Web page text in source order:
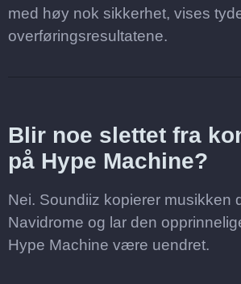
med høy nok sikkerhet, vises
overføringsresultatene.
Blir noe slettet fra
på Hype Machine?
Nei. Soundiiz kopierer musikken
Navidrome og lar den
Hype Machine være uendret.